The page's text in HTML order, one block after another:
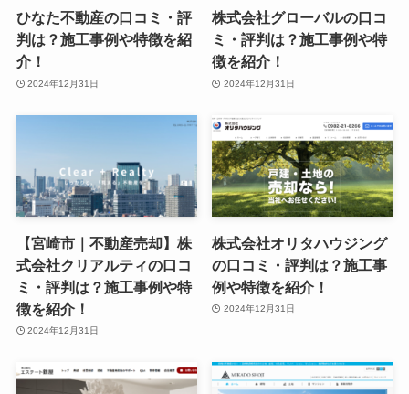
ひなた不動産の口コミ・評
判は？施工事例や特徴を紹
介！
2024年12月31日
株式会社グローバルの口コ
ミ・評判は？施工事例や特
徴を紹介！
2024年12月31日
【宮崎市｜不動産売却】株
式会社クリアルティの口コ
ミ・評判は？施工事例や特
徴を紹介！
2024年12月31日
株式会社オリタハウジング
の口コミ・評判は？施工事
例や特徴を紹介！
2024年12月31日